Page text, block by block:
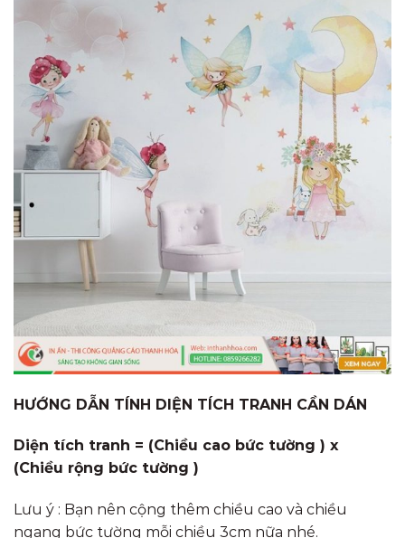
HƯỚNG DẪN TÍNH DIỆN TÍCH TRANH CẦN DÁN
Diện tích tranh = (Chiều cao bức tường ) x
(Chiều rộng bức tường )
Lưu ý : Bạn nên cộng thêm chiều cao và chiều
ngang bức tường mỗi chiều 3cm nữa nhé.